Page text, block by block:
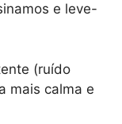
e leve-
(ruído
mais calma e